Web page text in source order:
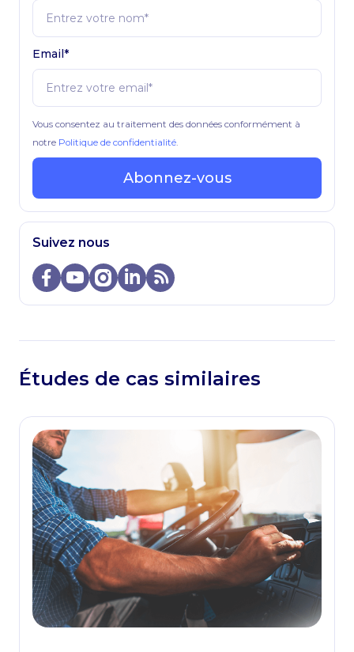
Email*
Vous consentez au traitement des données conformément à
notre Politique de confidentialité
Abonnez-vous
Suivez nous
Études de cas similaires